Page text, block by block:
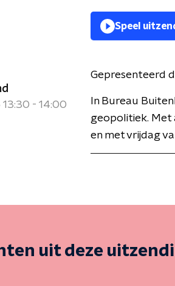
- 14:00
Speel
Gepresenteerd
In Bureau
geopolitiek. Met
en met vrijdag
uit deze